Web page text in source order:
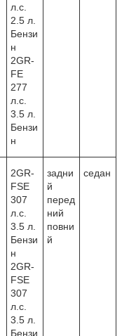
л.с.
2.5 л.
Бензи
н
2GR-
FE
277
л.с.
3.5 л.
Бензи
н
2GR-
FSE
307
л.с.
3.5 л.
Бензи
н
2GR-
FSE
307
л.с.
3.5 л.
Бензи
задни
й
перед
ний
повни
й
седан